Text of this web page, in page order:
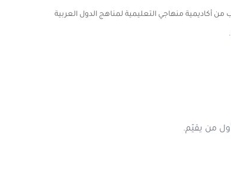
أكاديمية منهاجي التعليمية لمناهج الدول العربية
من يقيّم.